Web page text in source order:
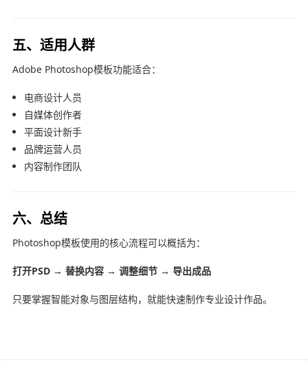
五、适用人群
Adobe Photoshop模板功能适合：
电商设计人员
自媒体创作者
平面设计新手
品牌运营人员
内容制作团队
六、总结
Photoshop模板使用的核心流程可以概括为：
打开PSD → 替换内容 → 调整细节 → 导出成品
只要掌握智能对象与图层结构，就能快速制作专业设计作品。